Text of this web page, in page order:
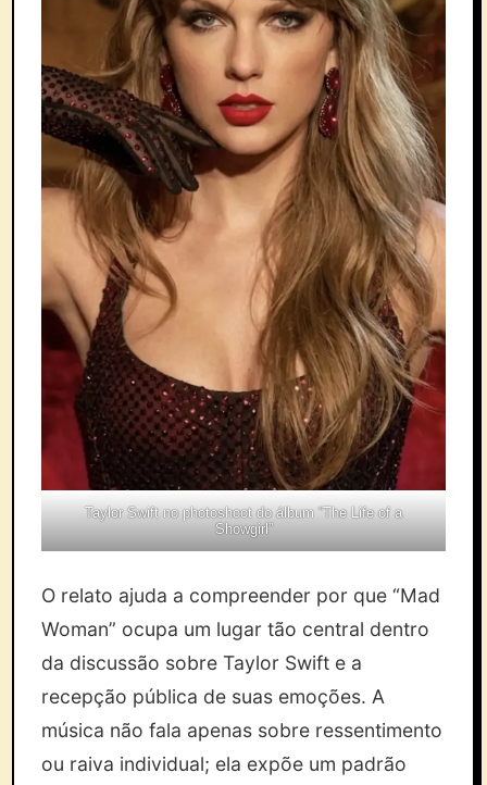
Taylor Swift no photoshoot do álbum “The Life of a
Showgirl”
O relato ajuda a compreender por que “Mad
Woman” ocupa um lugar tão central dentro
da discussão sobre Taylor Swift e a
recepção pública de suas emoções. A
música não fala apenas sobre ressentimento
ou raiva individual; ela expõe um padrão